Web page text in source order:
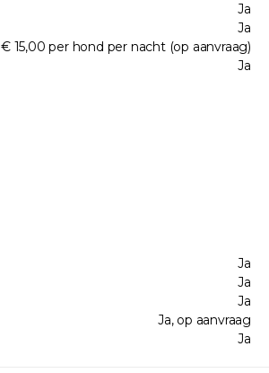
Ja
Ja
€ 15,00 per hond per nacht (op aanvraag)
Ja
Ja
Ja
Ja
Ja, op aanvraag
Ja